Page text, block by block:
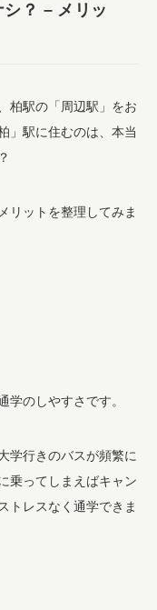
？ – メリッ
柏駅の「周辺駅」をお
」駅に住むのは、本当
リットを整理してみま
学のしやすさです。
学行きのバスが頻繁に
乗ってしまえばキャン
トレスなく通学できま